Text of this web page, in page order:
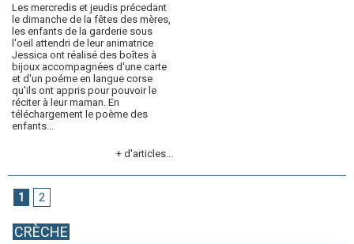
Les mercredis et jeudis précedant
le dimanche de la fêtes des mères,
les enfants de la garderie sous
l'oeil attendri de leur animatrice
Jessica ont réalisé des boîtes à
bijoux accompagnées d'une carte
et d'un poéme en langue corse
qu'ils ont appris pour pouvoir le
réciter à leur maman. En
téléchargement le poème des
enfants...
+ d'articles...
1 2
CRÈCHE